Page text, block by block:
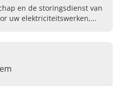
en de storingsdienst van
uw elektriciteitswerken,